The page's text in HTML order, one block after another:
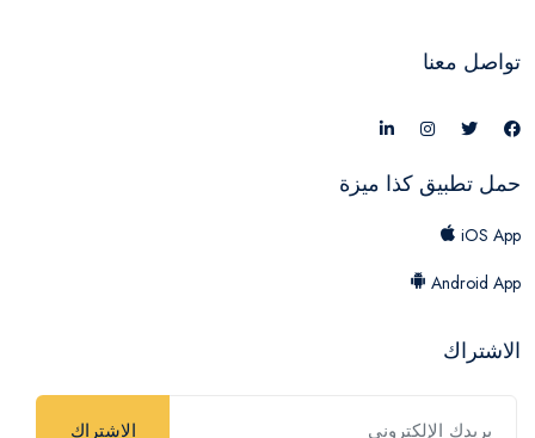
تواصل معنا
حمل تطبيق كذا ميزة
iOS App
Android App
الاشتراك
الاشتراك